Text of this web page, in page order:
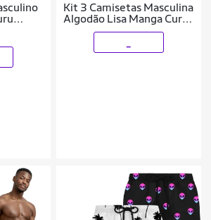
Frio
Kit 3 Camisetas Masculina
Algodão Lisa Manga Curta
Básica Dia a Dia